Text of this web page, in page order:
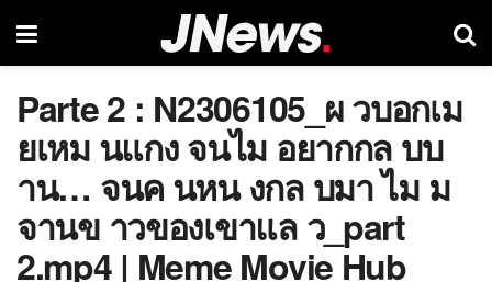
Parte 2 : N2306105_ผ วบอกเม
ยเหม นแกง จนไม อยากกล บบ
าน… จนค นหน งกล บมา ไม ม
จานข าวของเขาแล ว_part
2.mp4 | Meme Movie Hub